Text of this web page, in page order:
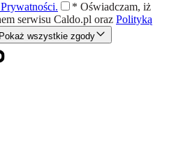
* Oświadczam, iż
serwisu Caldo.pl oraz Polityką
Pokaż wszystkie zgody